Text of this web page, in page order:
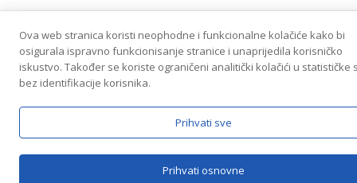
Ova web stranica koristi neophodne i funkcionalne kolačiće kako bi
osigurala ispravno funkcionisanje stranice i unaprijedila korisničko
iskustvo. Također se koriste ograničeni analitički kolačići u statističke
bez identifikacije korisnika.
Prihvati sve
Prihvati osnovne